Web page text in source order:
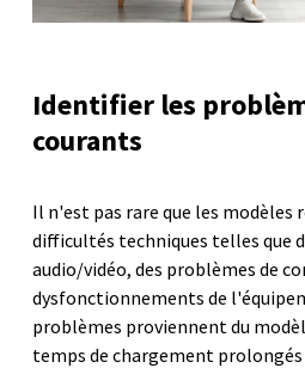
Identifier les
courants
Il n'est pas rare que les modèles
difficultés techniques telles que
audio/vidéo, des problèmes de
dysfonctionnements de
problèmes proviennent du
temps de chargement prolongés